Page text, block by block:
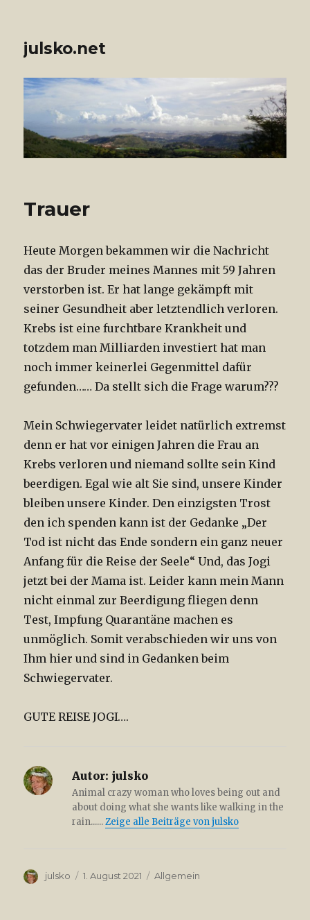
julsko.net
Trauer
Heute Morgen bekammen wir die Nachricht
das der Bruder meines Mannes mit 59 Jahren
verstorben ist. Er hat lange gekämpft mit
seiner Gesundheit aber letztendlich verloren.
Krebs ist eine furchtbare Krankheit und
totzdem man Milliarden investiert hat man
noch immer keinerlei Gegenmittel dafür
gefunden…… Da stellt sich die Frage warum???
Mein Schwiegervater leidet natürlich extremst
denn er hat vor einigen Jahren die Frau an
Krebs verloren und niemand sollte sein Kind
beerdigen. Egal wie alt Sie sind, unsere Kinder
bleiben unsere Kinder. Den einzigsten Trost
den ich spenden kann ist der Gedanke „Der
Tod ist nicht das Ende sondern ein ganz neuer
Anfang für die Reise der Seele“ Und, das Jogi
jetzt bei der Mama ist. Leider kann mein Mann
nicht einmal zur Beerdigung fliegen denn
Test, Impfung Quarantäne machen es
unmöglich. Somit verabschieden wir uns von
Ihm hier und sind in Gedanken beim
Schwiegervater.
GUTE REISE JOGI….
Autor: julsko
Animal crazy woman who loves being out and
about doing what she wants like walking in the
rain......Zeige alle Beiträge von julsko
Autor
julsko
Veröffentlicht
1. August 2021 Kategorien
Allgemein